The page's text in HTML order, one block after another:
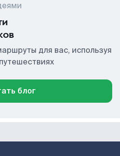
для вас, используя
блог